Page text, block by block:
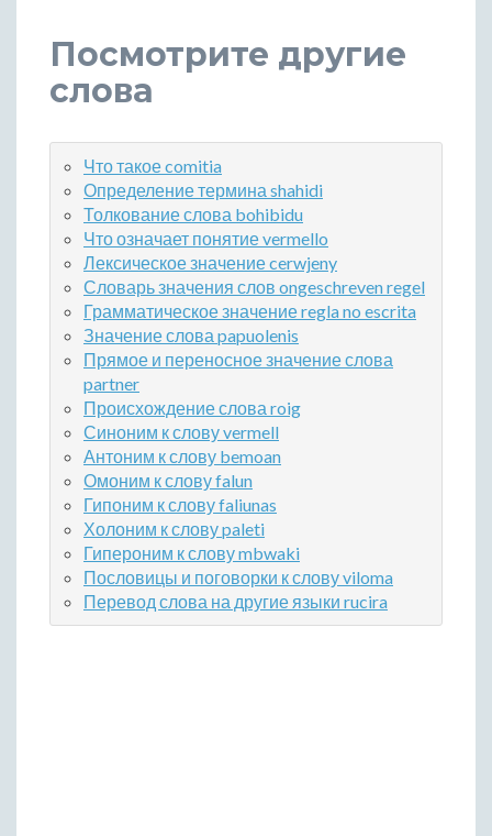
Посмотрите другие
слова
Что такое comitia
Определение термина shahidi
Толкование слова bohibidu
Что означает понятие vermello
Лексическое значение cerwjeny
Словарь значения слов ongeschreven regel
Грамматическое значение regla no escrita
Значение слова papuolenis
Прямое и переносное значение слова
partner
Происхождение слова roig
Синоним к слову vermell
Антоним к слову bemoan
Омоним к слову falun
Гипоним к слову faliunas
Холоним к слову paleti
Гипероним к слову mbwaki
Пословицы и поговорки к слову viloma
Перевод слова на другие языки rucira